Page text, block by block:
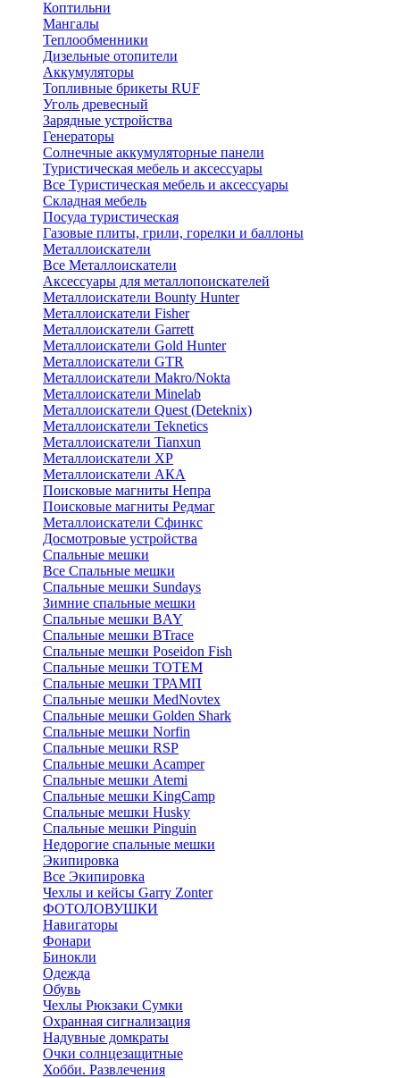
Коптильни
Мангалы
Теплообменники
Дизельные отопители
Аккумуляторы
Топливные брикеты RUF
Уголь древесный
Зарядные устройства
Генераторы
Солнечные аккумуляторные панели
Туристическая мебель и аксессуары
Все Туристическая мебель и аксессуары
Складная мебель
Посуда туристическая
Газовые плиты, грили, горелки и баллоны
Металлоискатели
Все Металлоискатели
Аксессуары для металлопоискателей
Металлоискатели Bounty Hunter
Металлоискатели Fisher
Металлоискатели Garrett
Металлоискатели Gold Hunter
Металлоискатели GTR
Металлоискатели Makro/Nokta
Металлоискатели Minelab
Металлоискатели Quest (Deteknix)
Металлоискатели Teknetics
Металлоискатели Tianxun
Металлоискатели XP
Металлоискатели АКА
Поисковые магниты Непра
Поисковые магниты Редмаг
Металлоискатели Сфинкс
Досмотровые устройства
Спальные мешки
Все Спальные мешки
Спальные мешки Sundays
Зимние спальные мешки
Спальные мешки BAY
Спальные мешки BTrace
Спальные мешки Poseidon Fish
Спальные мешки ТОТЕМ
Спальные мешки ТРАМП
Cпальные мешки MedNovtex
Спальные мешки Golden Shark
Спальные мешки Norfin
Спальные мешки RSP
Спальные мешки Acamper
Спальные мешки Atemi
Спальные мешки KingCamp
Спальные мешки Husky
Спальные мешки Pinguin
Недорогие спальные мешки
Экипировка
Все Экипировка
Чехлы и кейсы Garry Zonter
ФОТОЛОВУШКИ
Навигаторы
Фонари
Бинокли
Одежда
Обувь
Чехлы Рюкзаки Сумки
Охранная сигнализация
Надувные домкраты
Очки солнцезащитные
Хобби. Развлечения